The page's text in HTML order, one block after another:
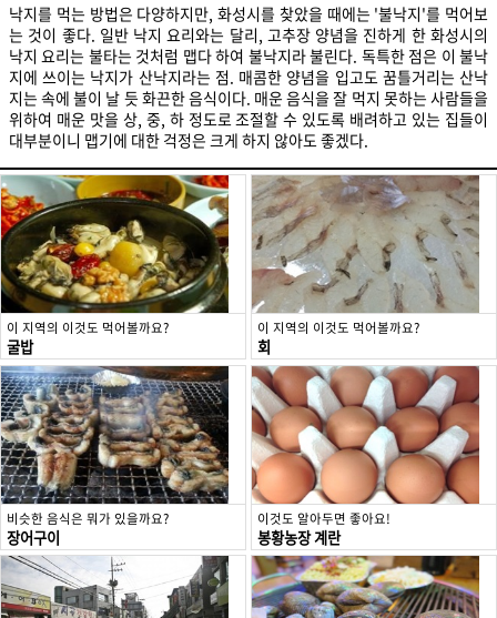
낙지를 먹는 방법은 다양하지만, 화성시를 찾았을 때에는 '불낙지'를 먹어보
는 것이 좋다. 일반 낙지 요리와는 달리, 고추장 양념을 진하게 한 화성시의
낙지 요리는 불타는 것처럼 맵다 하여 불낙지라 불린다. 독특한 점은 이 불낙
지에 쓰이는 낙지가 산낙지라는 점. 매콤한 양념을 입고도 꿈틀거리는 산낙
지는 속에 불이 날 듯 화끈한 음식이다. 매운 음식을 잘 먹지 못하는 사람들을
위하여 매운 맛을 상, 중, 하 정도로 조절할 수 있도록 배려하고 있는 집들이
대부분이니 맵기에 대한 걱정은 크게 하지 않아도 좋겠다.
이 지역의 이것도 먹어볼까요?
굴밥
이 지역의 이것도 먹어볼까요?
회
비슷한 음식은 뭐가 있을까요?
장어구이
이것도 알아두면 좋아요!
봉황농장 계란